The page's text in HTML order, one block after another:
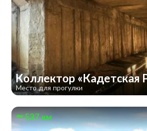
Коллектор «Кадетская
Место для прогулки
537 км